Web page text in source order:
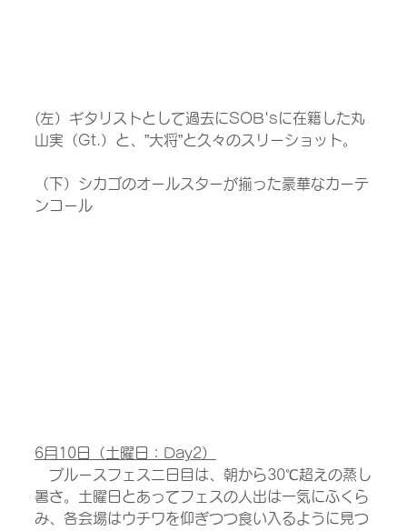
(左）ギタリストとして過去にSOB'sに在籍した丸
山実（Gt.）と、”大将”と久々のスリーショット。
（下）シカゴのオールスターが揃った豪華なカーテ
ンコール
6月10日（土曜日：Day2）
ブルースフェス二日目は、朝から30℃超えの蒸し
暑さ。土曜日とあってフェスの人出は一気にふくら
み、各会場はウチワを仰ぎつつ食い入るように見つ